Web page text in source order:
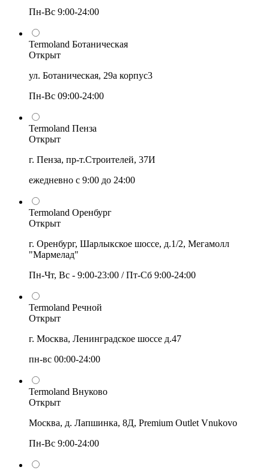
Пн-Вс 9:00-24:00
Termoland Ботаническая
Открыт
ул. Ботаническая, 29а корпус3
Пн-Вс 09:00-24:00
Termoland Пенза
Открыт
г. Пенза, пр-т.Строителей, 37И
ежедневно с 9:00 до 24:00
Termoland Оренбург
Открыт
г. Оренбург, Шарлыкское шоссе, д.1/2, Мегамолл
"Мармелад"
Пн-Чт, Вс - 9:00-23:00 / Пт-Сб 9:00-24:00
Termoland Речной
Открыт
г. Москва, Ленинградское шоссе д.47
пн-вс 00:00-24:00
Termoland Внуково
Открыт
Москва, д. Лапшинка, 8Д, Premium Outlet Vnukovo
Пн-Вс 9:00-24:00